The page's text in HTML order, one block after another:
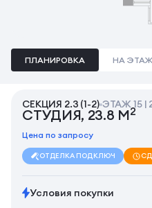
ПЛАНИРОВКА НА
СЕКЦИЯ 2.3 (1-2) ЭТАЖ 15 |
СТУДИЯ, 23.8 М2
Цена по запросу
ОТДЕЛКА ПОД КЛЮЧ
Условия покупки